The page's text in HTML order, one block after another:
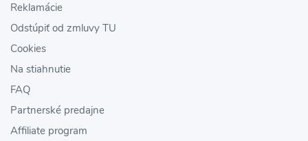
Reklamácie
Odstúpiť od zmluvy TU
Cookies
Na stiahnutie
FAQ
Partnerské predajne
Affiliate program